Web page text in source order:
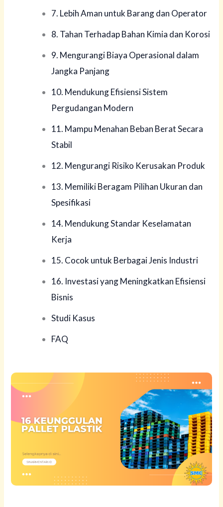
7. Lebih Aman untuk Barang dan Operator
8. Tahan Terhadap Bahan Kimia dan Korosi
9. Mengurangi Biaya Operasional dalam
Jangka Panjang
10. Mendukung Efisiensi Sistem
Pergudangan Modern
11. Mampu Menahan Beban Berat Secara
Stabil
12. Mengurangi Risiko Kerusakan Produk
13. Memiliki Beragam Pilihan Ukuran dan
Spesifikasi
14. Mendukung Standar Keselamatan
Kerja
15. Cocok untuk Berbagai Jenis Industri
16. Investasi yang Meningkatkan Efisiensi
Bisnis
Studi Kasus
FAQ